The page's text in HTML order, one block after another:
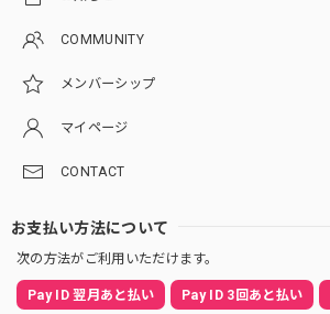
COMMUNITY
メンバーシップ
マイページ
CONTACT
お支払い方法について
次の方法がご利用いただけます。
Pay ID 翌月あと払い Pay ID 3回あと払い